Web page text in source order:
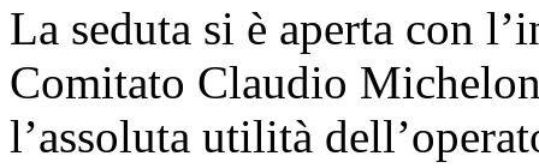
La seduta si è aperta con
Comitato Claudio
l’assoluta utilità